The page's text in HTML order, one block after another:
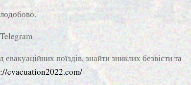
поїздів, знайти зниклих безвісти та
evacuation2022.com/